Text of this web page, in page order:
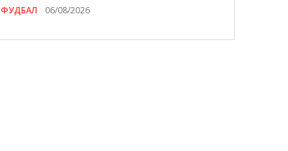
ФУДБАЛ 06/08/2026